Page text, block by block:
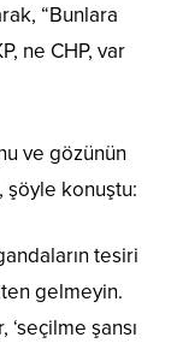
“Bunlara
ne CHP, var
ve gözünün
şöyle konuştu:
tesiri
gelmeyin.
şansı